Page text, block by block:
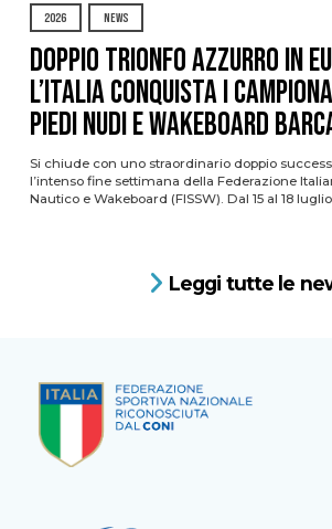
2026 NEWS
DOPPIO TRIONFO AZZURRO IN
L’ITALIA CONQUISTA I
PIEDI NUDI E WAKEBOARD
Si chiude con uno straordinario doppio
l’intenso fine settimana della Federazione
Nautico e Wakeboard (FISSW). Dal 15 al 18 luglio
Leggi tutte le